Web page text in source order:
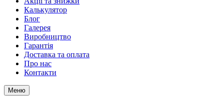
Калькулятор
Блог
Галерея
Виробництво
Гарантія
Доставка та оплата
Про нас
Контакти
Меню